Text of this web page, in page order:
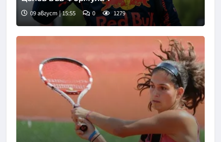
09 август | 15:55 0 1279